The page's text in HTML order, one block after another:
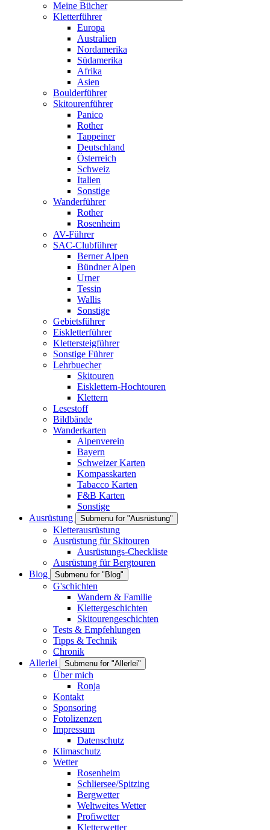
Meine Bücher
Kletterführer
Europa
Australien
Nordamerika
Südamerika
Afrika
Asien
Boulderführer
Skitourenführer
Panico
Rother
Tappeiner
Deutschland
Österreich
Schweiz
Italien
Sonstige
Wanderführer
Rother
Rosenheim
AV-Führer
SAC-Clubführer
Berner Alpen
Bündner Alpen
Urner
Tessin
Wallis
Sonstige
Gebietsführer
Eiskletterführer
Klettersteigführer
Sonstige Führer
Lehrbuecher
Skitouren
Eisklettern-Hochtouren
Klettern
Lesestoff
Bildbände
Wanderkarten
Alpenverein
Bayern
Schweizer Karten
Kompasskarten
Tabacco Karten
F&B Karten
Sonstige
Ausrüstung
Submenu for "Ausrüstung"
Kletterausrüstung
Ausrüstung für Skitouren
Ausrüstungs-Checkliste
Ausrüstung für Bergtouren
Blog
Submenu for "Blog"
G'schichten
Wandern & Familie
Klettergeschichten
Skitourengeschichten
Tests & Empfehlungen
Tipps & Technik
Chronik
Allerlei
Submenu for "Allerlei"
Über mich
Ronja
Kontakt
Sponsoring
Fotolizenzen
Impressum
Datenschutz
Klimaschutz
Wetter
Rosenheim
Schliersee/Spitzing
Bergwetter
Weltweites Wetter
Profiwetter
Kletterwetter